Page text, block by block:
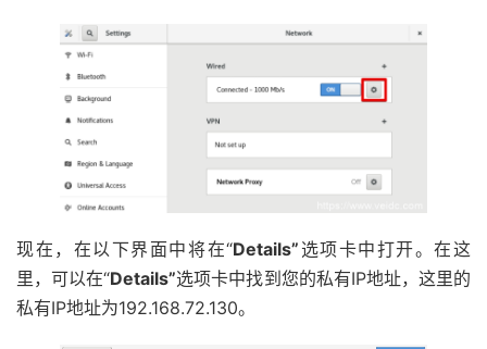
现在，在以下界面中将在“Details” 选项卡中打开。在这
里，可以在“Details”选项卡中找到您的私有IP地址，这里的
私有IP地址为192.168.72.130。